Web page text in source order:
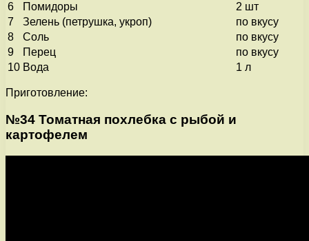
6
Помидоры
2 шт
7
Зелень (петрушка, укроп)
по вкусу
8
Соль
по вкусу
9
Перец
по вкусу
10 Вода 1 л
Приготовление:
№34 Томатная похлебка с рыбой и
картофелем